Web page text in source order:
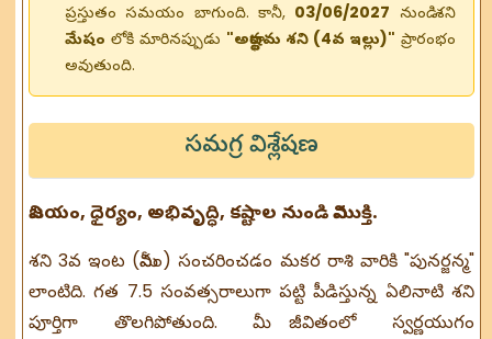
ప్రస్తుతం సమయం బాగుంది. కానీ, 03/06/2027 నుండి శని
మేషం లోకి మారినప్పుడు "అర్ధాష్టమ శని (4వ ఇల్లు)" ప్రారంభం
అవుతుంది.
సమగ్ర విశ్లేషణ
విజయం, ధైర్యం, అభివృద్ధి, కష్టాల నుండి విముక్తి.
శని 3వ ఇంట (మీనం) సంచరించడం మకర రాశి వారికి "పునర్జన్మ"
లాంటిది. గత 7.5 సంవత్సరాలుగా పట్టి పీడిస్తున్న ఏలినాటి శని
పూర్తిగా తొలగిపోతుంది. మీ జీవితంలో స్వర్ణయుగం